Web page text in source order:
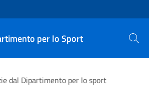
sito
per lo Sport Cerca
dal Dipartimento per lo sport